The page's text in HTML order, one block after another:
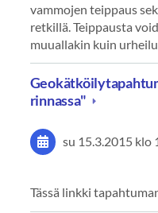
vammojen teippaus
retkillä. Teippausta
muuallakin kuin
rinnassa"
su 15.3.2015 klo
Tässä linkki